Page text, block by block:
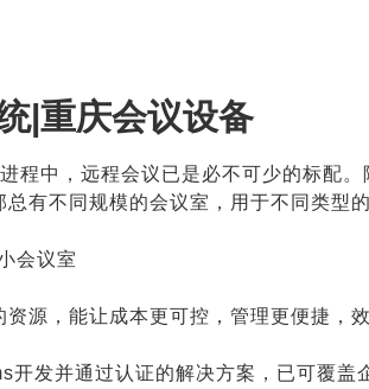
|重庆会议设备
程中，远程会议已是必不可少的标配。
有不同规模的会议室，用于不同类型
会议室
源，能让成本更可控，管理更便捷，
开发并通过认证的解决方案，已可覆盖